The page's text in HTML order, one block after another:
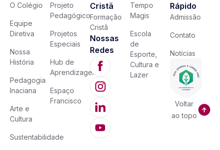
O Colégio
Equipe
Diretiva
Nossa
História
Pedagogia
Inaciana
Arte e
Cultura
Sustentabilidade
Projeto
Pedagógico
Projetos
Especiais
Hub de
Aprendizagem
Espaço
Francisco
Cristã
Formação
Cristã
Nossas
Redes
Tempo
Magis
Escola
de
Esporte,
Cultura e
Lazer
Rápido
Admissão
Contato
Notícias
Voltar
ao topo